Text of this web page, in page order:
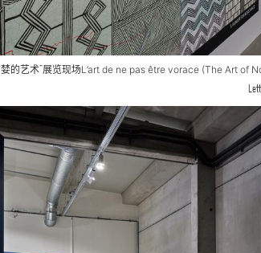
的艺术”展览现场L’art de ne pas être vorace (The Art of
Lett